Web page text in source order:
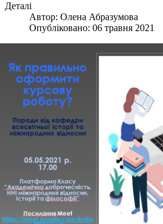
Деталі
Автор: Олена Абразумова
Опубліковано: 06 травня 2021